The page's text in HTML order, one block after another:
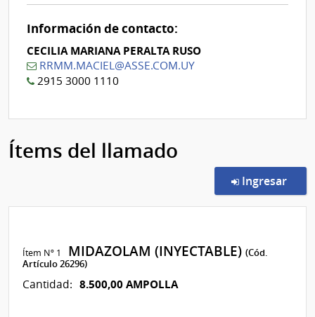
0
Información de contacto:
CECILIA MARIANA PERALTA RUSO
RRMM.MACIEL@ASSE.COM.UY
2915 3000 1110
Ítems del llamado
Ingresar
Ítem Nº 1 MIDAZOLAM (INYECTABLE)(Cód.
Artículo 26296)
Cantidad: 8.500,00 AMPOLLA